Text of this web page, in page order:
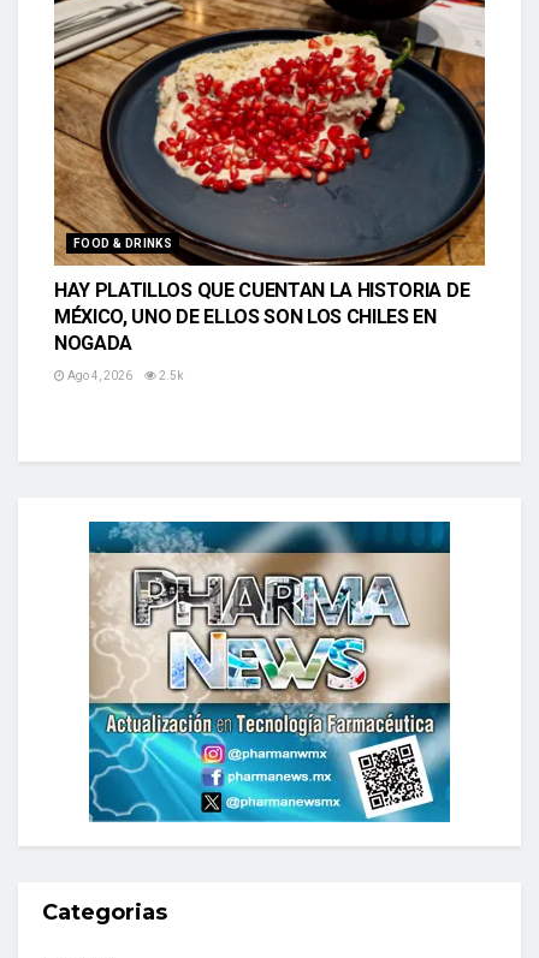
FOOD & DRINKS
HAY PLATILLOS QUE CUENTAN LA HISTORIA DE
MÉXICO, UNO DE ELLOS SON LOS CHILES EN
NOGADA
Ago 4, 2026 2.5k
Categorias